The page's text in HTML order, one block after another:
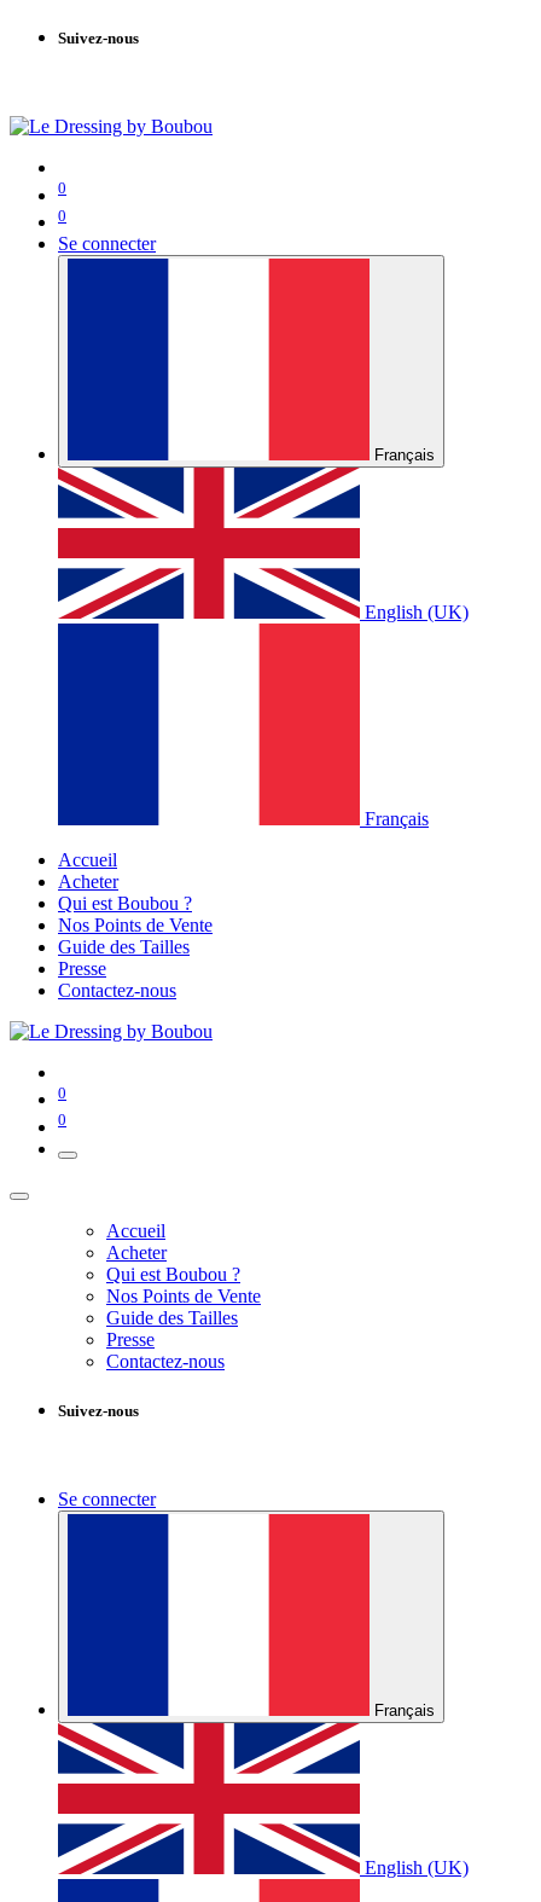
Suivez-nous
0
0
Se connecter
Français
English (UK)
Français
Accueil
Acheter
Qui est Boubou ?
Nos Points de Vente
Guide des Tailles
Presse
Contactez-nous
0
0
Accueil
Acheter
Qui est Boubou ?
Nos Points de Vente
Guide des Tailles
Presse
Contactez-nous
Suivez-nous
Se connecter
Français
English (UK)